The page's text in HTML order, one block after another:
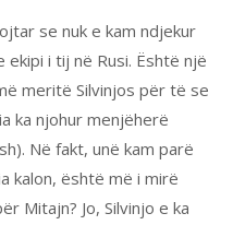
se nuk e kam ndjekur
ekipi i tij në Rusi. Është një
meritë Silvinjos për të se
ka njohur menjëherë
Në fakt, unë kam parë
kalon, është më i mirë
Mitajn? Jo, Silvinjo e ka